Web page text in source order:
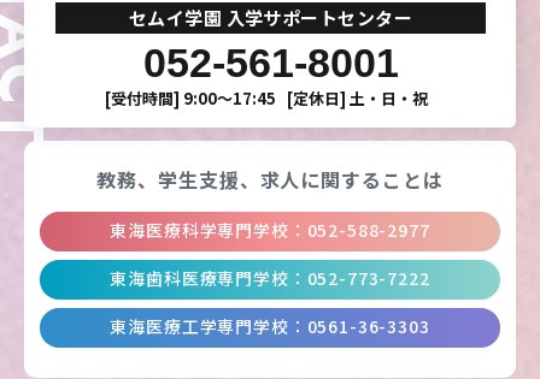
セムイ学園 入学サポートセンター
052-561-8001
[受付時間] 9:00〜17:45 [定休日] 土・日・祝
教務、学生支援、 求人に関することは
東海医療科学専門学校 ： 052-588-2977
東海歯科医療専門学校 ： 052-773-7222
東海医療工学専門学校 ： 0561-36-3303